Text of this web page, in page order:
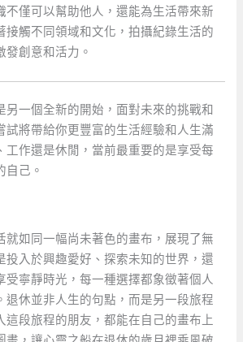
不僅可以幫助他人，還能為生活帶來新
接觸不同領域和文化，拍攝紀錄生活的
發創意和活力。
另一個全新的開始，面對未來的挑戰和
試將帶給你更豐富的生活經驗和人生滿
工作還是休閒，當前最重要的是享受每
自己。
就如同一幅尚未著色的畫布，展現了無
投入於興趣愛好、探索未知的世界，還
受寧靜時光，每一種選擇都象徵著個人
退休並非人生的句點，而是另一段旅程
這段旅程的朋友，都能在自己的畫布上